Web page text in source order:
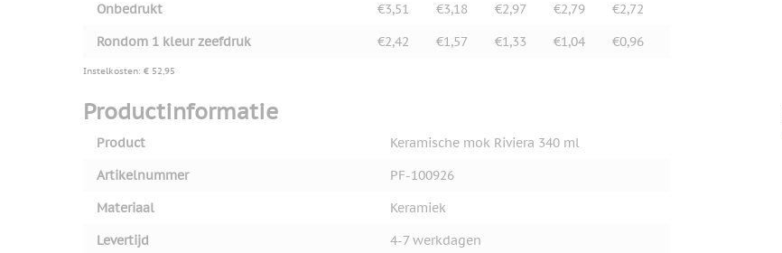
Onbedrukt €3,51 €3,18 €2,97 €2,79
€2,72
Rondom 1 kleur zeefdruk
€2,42 €1,57 €1,33 €1,04 €0,96
Instelkosten: € 52,95
Productinformatie
Product
Keramische mok Riviera 340 ml
Artikelnummer
PF-100926
Materiaal
Keramiek
Levertijd
4-7 werkdagen